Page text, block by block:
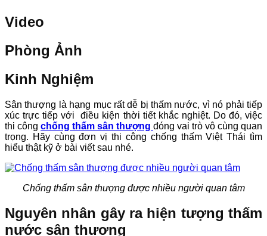
Video
Phòng Ảnh
Kinh Nghiệm
Sân thượng là hạng mục rất dễ bị thấm nước, vì nó phải tiếp
xúc trực tiếp với điều kiện thời tiết khắc nghiệt. Do đó, việc
thi công chống thấm sân thượng đóng vai trò vô cùng quan
trọng. Hãy cùng đơn vị thi công chống thấm Việt Thái tìm
hiểu thật kỹ ở bài viết sau nhé.
Chống thấm sân thượng được nhiều người quan tâm
Nguyên nhân gây ra hiện tượng thấm
nước sân thượng